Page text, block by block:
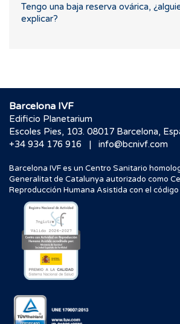
Tengo una baja reserva ovárica,
explicar?
Barcelona IVF
Edificio Planetarium
Escoles Pies, 103. 08017 Barcelona,
+34 934 176 916
| info@bcnivf.com
Barcelona IVF es un Centro Sanitario
Generalitat de Catalunya autorizado como
Reproducción Humana Asistida con el